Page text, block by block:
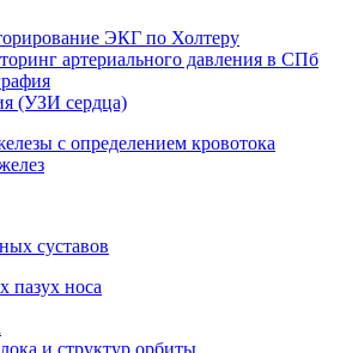
ЭКГ по Холтеру
артериального давления в СПб
(УЗИ сердца)
с определением кровотока
суставов
пазух носа
и структур орбиты